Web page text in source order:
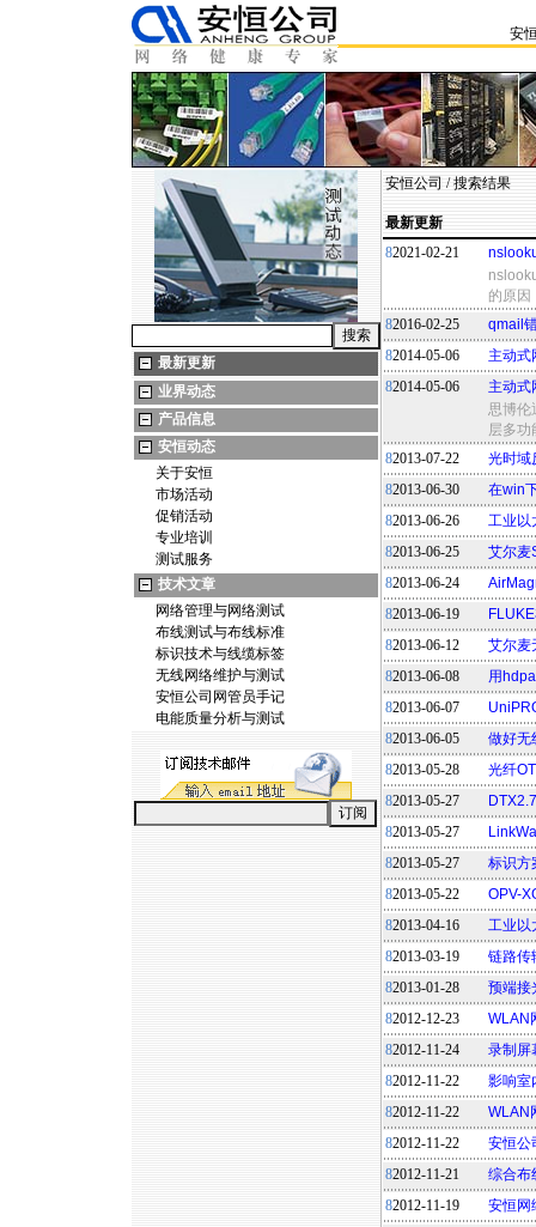
安
最新更新
业界动态
产品信息
安恒动态
关于安恒
市场活动
促销活动
专业培训
测试服务
技术文章
网络管理与网络测试
布线测试与布线标准
标识技术与线缆标签
无线网络维护与测试
安恒公司网管员手记
电能质量分析与测试
安恒公司 / 搜索结果
最新更新
82021-02-21
的原因
82016-02-25
qmail
82014-05-06
主动式
82014-05-06
主动式
思博伦
层多功
82013-07-22
光时域
82013-06-30
在win
82013-06-26
工业以
82013-06-25
艾尔麦
82013-06-24
82013-06-19
82013-06-12
艾尔麦
82013-06-08
用
82013-06-07
82013-06-05
做好无
82013-05-28
光纤
82013-05-27
82013-05-27
82013-05-27
标识方
82013-05-22
OPV-
82013-04-16
工业以
82013-03-19
链路传
82013-01-28
预端接
82012-12-23
WLAN
82012-11-24
录制屏
82012-11-22
影响室
82012-11-22
WLAN
82012-11-22
安恒公
82012-11-21
综合
82012-11-19
安恒网